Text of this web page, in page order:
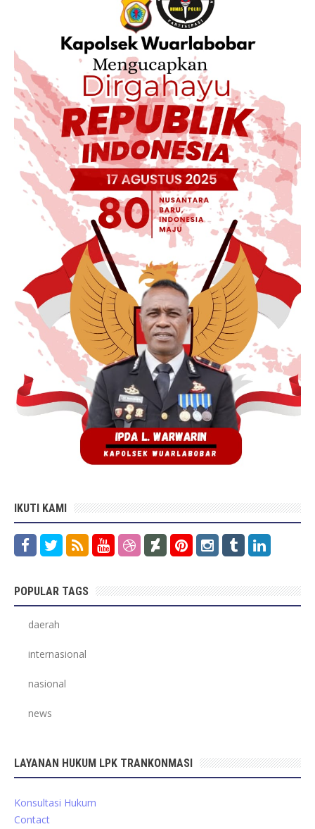
IKUTI KAMI
POPULAR TAGS
daerah
internasional
nasional
news
LAYANAN HUKUM LPK TRANKONMASI
Konsultasi Hukum
Contact